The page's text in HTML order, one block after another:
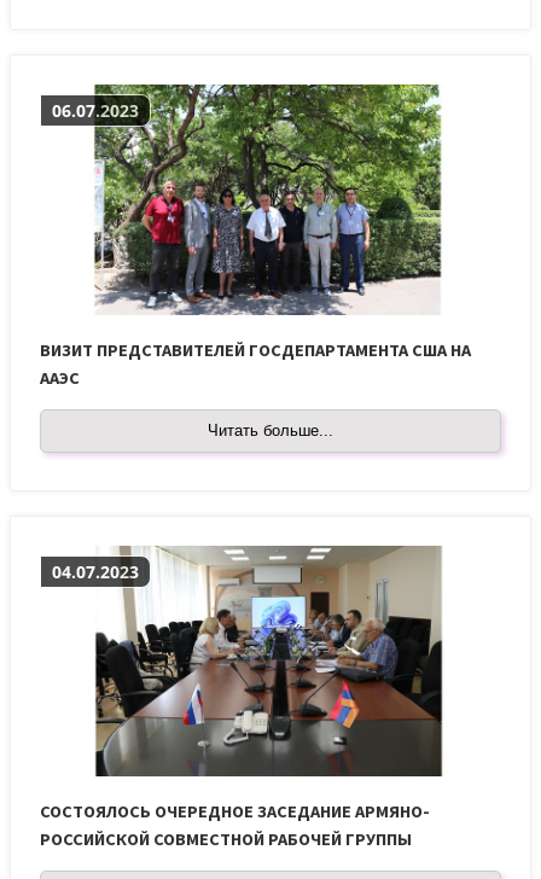
06.07.2023
ВИЗИТ ПРЕДСТАВИТЕЛЕЙ ГОСДЕПАРТАМЕНТА США НА
ААЭС
Читать больше...
04.07.2023
СОСТОЯЛОСЬ ОЧЕРЕДНОЕ ЗАСЕДАНИЕ АРМЯНО-
РОССИЙСКОЙ СОВМЕСТНОЙ РАБОЧЕЙ ГРУППЫ